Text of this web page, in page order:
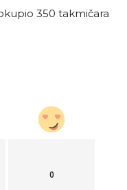
350 takmičara
0